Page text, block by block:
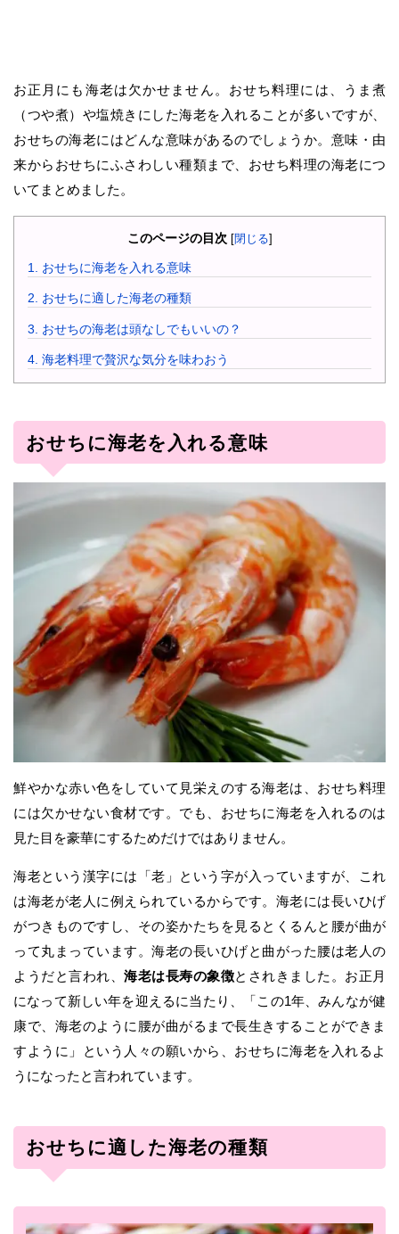
お正月にも海老は欠かせません。おせち料理には、うま煮
（つや煮）や塩焼きにした海老を入れることが多いですが、
おせちの海老にはどんな意味があるのでしょうか。意味・由
来からおせちにふさわしい種類まで、おせち料理の海老につ
いてまとめました。
このページの目次 [閉じる]
1. おせちに海老を入れる意味
2. おせちに適した海老の種類
3. おせちの海老は頭なしでもいいの？
4. 海老料理で贅沢な気分を味わおう
おせちに海老を入れる意味
鮮やかな赤い色をしていて見栄えのする海老は、おせち料理
には欠かせない食材です。でも、おせちに海老を入れるのは
見た目を豪華にするためだけではありません。
海老という漢字には「老」という字が入っていますが、これ
は海老が老人に例えられているからです。海老には長いひげ
がつきものですし、その姿かたちを見るとくるんと腰が曲が
って丸まっています。海老の長いひげと曲がった腰は老人の
ようだと言われ、 海老は長寿の象徴とされきました。お正月
になって新しい年を迎えるに当たり、「この1年、みんなが健
康で、海老のように腰が曲がるまで長生きすることができま
すように」という人々の願いから、おせちに海老を入れるよ
うになったと言われています。
おせちに適した海老の種類